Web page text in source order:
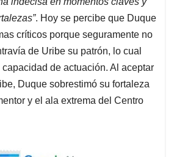
. Hoy se percibe que Duque
críticos porque seguramente no
de Uribe su patrón, lo cual
capacidad de actuación. Al aceptar
Duque sobrestimó su fortaleza
y el ala extrema del Centro